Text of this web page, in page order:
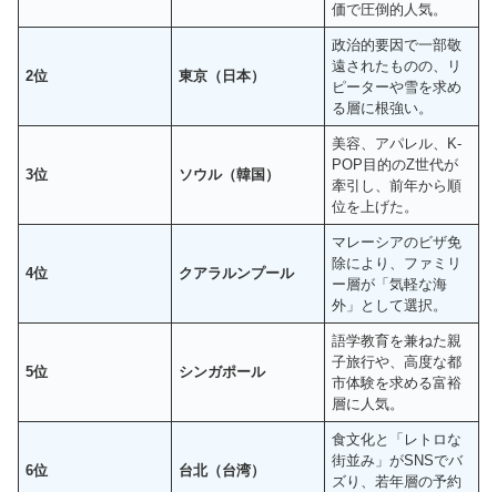
価で圧倒的人気。
2位 東京（日本）
政治的要因で一部敬
遠されたものの、リ
ピーターや雪を求め
る層に根強い。
3位 ソウル（韓国）
美容、アパレル、K-
POP目的のZ世代が
牽引し、前年から順
位を上げた。
4位 クアラルンプール
マレーシアのビザ免
除により、ファミリ
ー層が「気軽な海
外」として選択。
5位 シンガポール
語学教育を兼ねた親
子旅行や、高度な都
市体験を求める富裕
層に人気。
6位 台北（台湾）
食文化と「レトロな
街並み」がSNSでバ
ズり、若年層の予約